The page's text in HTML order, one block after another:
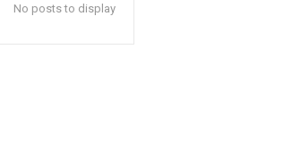
No posts to display